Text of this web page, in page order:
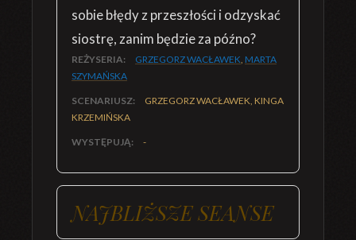
sobie błędy z przeszłości i odzyskać
siostrę, zanim będzie za późno?
REŻYSERIA: GRZEGORZ WACŁAWEK, MARTA
SZYMAŃSKA
SCENARIUSZ:
GRZEGORZ WACŁAWEK, KINGA
KRZEMIŃSKA
WYSTĘPUJĄ: -
NAJBLIŻSZE SEANSE